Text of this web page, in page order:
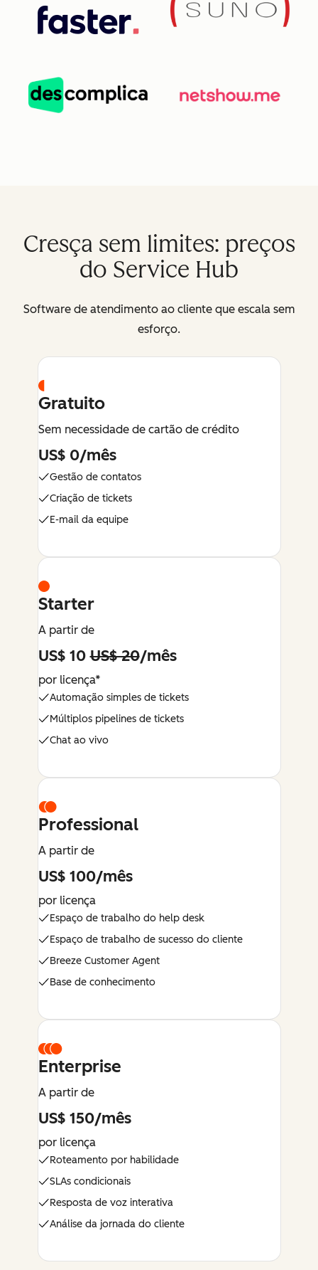
Cresça sem limites: preços
do Service Hub
Software de atendimento ao cliente que escala sem
esforço.
Gratuito
Sem necessidade de cartão de crédito
US$ 0/mês
Gestão de contatos
Criação de tickets
E-mail da equipe
Starter
A partir de
US$ 10US$ 20/mês
por licença*
Automação simples de tickets
Múltiplos pipelines de tickets
Chat ao vivo
Professional
A partir de
US$ 100/mês
por licença
Espaço de trabalho do help desk
Espaço de trabalho de sucesso do cliente
Breeze Customer Agent
Base de conhecimento
Enterprise
A partir de
US$ 150/mês
por licença
Roteamento por habilidade
SLAs condicionais
Resposta de voz interativa
Análise da jornada do cliente